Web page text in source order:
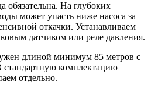
обязательна. На глубоких
может упасть ниже насоса за
откачки. Устанавливаем
датчиком или реле давления.
длиной минимум 85 метров с
стандартную комплектацию
отдельно.